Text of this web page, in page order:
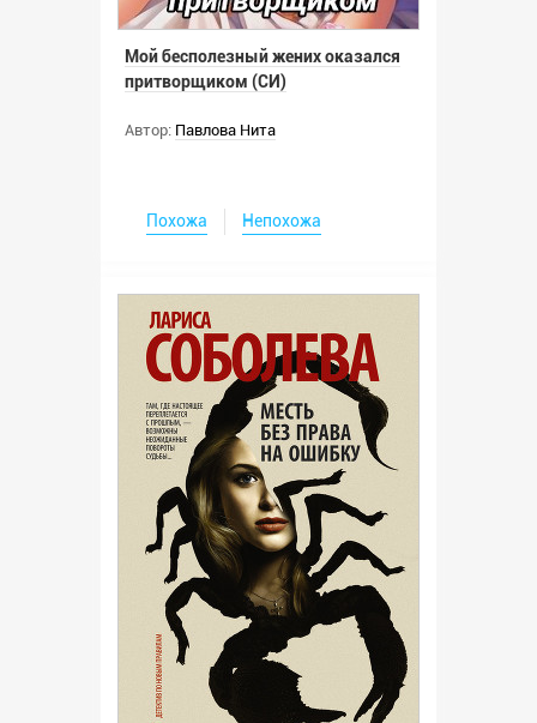
Мой бесполезный жених оказался
притворщиком (СИ)
Автор: Павлова Нита
Похожа Непохожа